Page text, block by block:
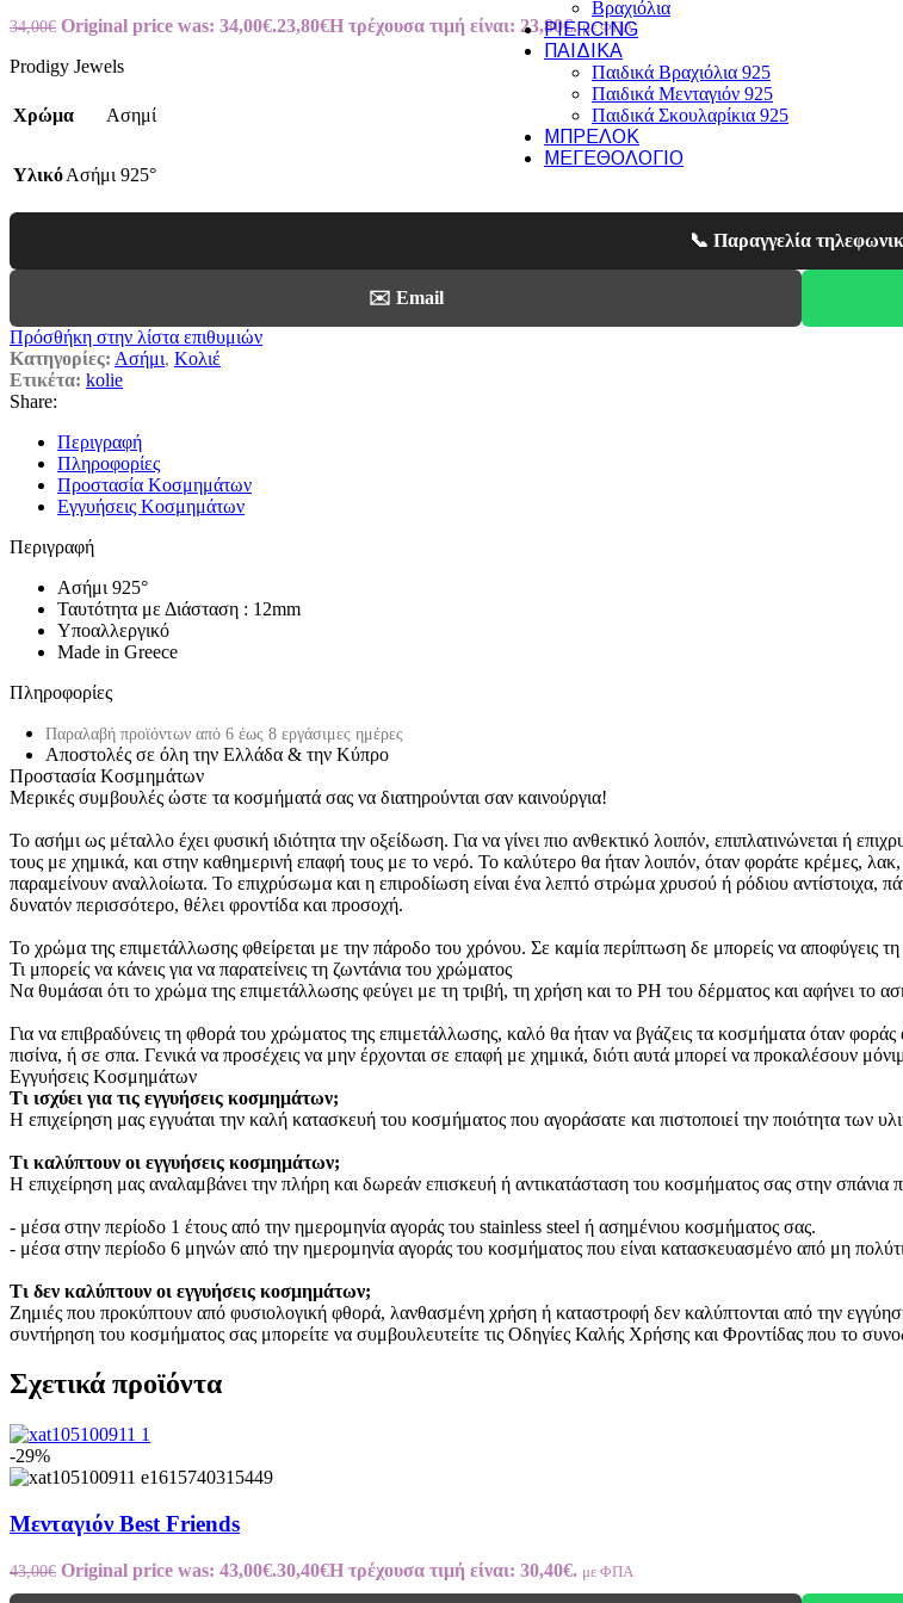
Βραχιόλια
PIERCING
ΠΑΙΔΙΚΆ
Παιδικά Βραχιόλια 925
Παιδικά Μενταγιόν 925
Παιδικά Σκουλαρίκια 925
ΜΠΡΕΛΌΚ
ΜΕΓΕΘΟΛΌΓΙΟ
34,00€ Original price was: 34,00€.23,80€Η τρέχουσα τιμή είναι: 23,80€. με ΦΠΑ
Prodigy Jewels
Χρώμα Ασημί
ΥλικόΑσήμι 925°
📞 Παραγγελία
✉️ Email
Πρόσθήκη στην λίστα επιθυμιών
Κατηγορίες: Ασήμι, Κολιέ
Ετικέτα: kolie
Share:
Περιγραφή
Πληροφορίες
Προστασία Κοσμημάτων
Εγγυήσεις Κοσμημάτων
Περιγραφή
Ασήμι 925°
Ταυτότητα με Διάσταση : 12mm
Υποαλλεργικό
Made in Greece
Πληροφορίες
Παραλαβή προϊόντων από 6 έως 8 εργάσιμες ημέρες
Αποστολές σε όλη την Ελλάδα & την Κύπρο
Προστασία Κοσμημάτων
Μερικές συμβουλές ώστε τα κοσμήματά σας να διατηρούνται σαν καινούργια!
Το ασήμι ως μέταλλο έχει φυσική ιδιότητα την οξείδωση. Για να γίνει πιο ανθεκτικό λοιπόν, επιπλατινώνεται ή
τους με χημικά, και στην καθημερινή επαφή τους με το νερό. Το καλύτερο θα ήταν λοιπόν, όταν φοράτε κρέμες,
παραμείνουν αναλλοίωτα. Το επιχρύσωμα και η επιροδίωση είναι ένα λεπτό στρώμα χρυσού ή ρόδιου αντίστοιχα,
δυνατόν περισσότερο, θέλει φροντίδα και προσοχή.
Το χρώμα της επιμετάλλωσης φθείρεται με την πάροδο του χρόνου. Σε καμία περίπτωση δε μπορείς να αποφύγεις
Τι μπορείς να κάνεις για να παρατείνεις τη ζωντάνια του χρώματος
Να θυμάσαι ότι το χρώμα της επιμετάλλωσης φεύγει με τη τριβή, τη χρήση και το PH του δέρματος και αφήνει το
Για να επιβραδύνεις τη φθορά του χρώματος της επιμετάλλωσης, καλό θα ήταν να βγάζεις τα κοσμήματα όταν
πισίνα, ή σε σπα. Γενικά να προσέχεις να μην έρχονται σε επαφή με χημικά, διότι αυτά μπορεί να προκαλέσουν
Εγγυήσεις Κοσμημάτων
Τι ισχύει για τις εγγυήσεις κοσμημάτων;
Η επιχείρηση μας εγγυάται την καλή κατασκευή του κοσμήματος που αγοράσατε και πιστοποιεί την ποιότητα των
Τι καλύπτουν οι εγγυήσεις κοσμημάτων;
Η επιχείρηση μας αναλαμβάνει την πλήρη και δωρεάν επισκευή ή αντικατάσταση του κοσμήματος σας στην σπάνια
- μέσα στην περίοδο 1 έτους από την ημερομηνία αγοράς του stainless steel ή ασημένιου κοσμήματος σας.
- μέσα στην περίοδο 6 μηνών από την ημερομηνία αγοράς του κοσμήματος που είναι κατασκευασμένο από μη
Τι δεν καλύπτουν οι εγγυήσεις κοσμημάτων;
Ζημιές που προκύπτουν από φυσιολογική φθορά, λανθασμένη χρήση ή καταστροφή δεν καλύπτονται από την
συντήρηση του κοσμήματος σας μπορείτε να συμβουλευτείτε τις Οδηγίες Καλής Χρήσης και Φροντίδας που το
Σχετικά προϊόντα
-29%
Μενταγιόν Best Friends
43,00€ Original price was: 43,00€.30,40€Η τρέχουσα τιμή είναι: 30,40€. με ΦΠΑ